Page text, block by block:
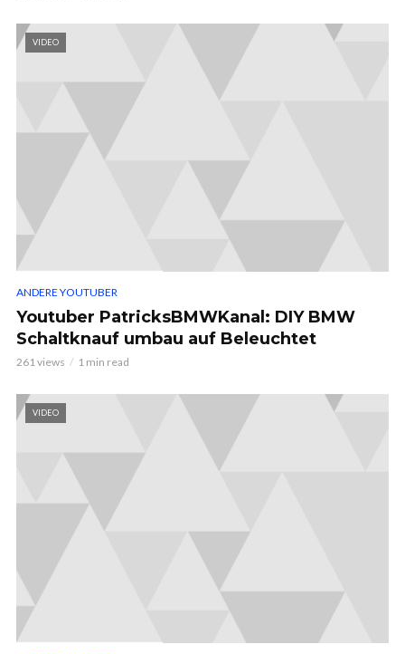
VIDEO
ANDERE YOUTUBER
Youtuber PatricksBMWKanal: DIY BMW
Schaltknauf umbau auf Beleuchtet
261 views 1 min read
VIDEO